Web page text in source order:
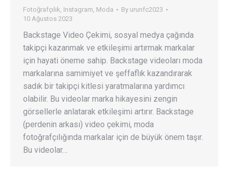
Fotoğrafçılık Instagram Moda By urunfc2023
10 Ağustos 2023
Backstage Video Çekimi, sosyal medya çağında
takipçi kazanmak ve etkileşimi artırmak markalar
için hayati öneme sahip. Backstage videoları moda
markalarına samimiyet ve şeffaflık kazandırarak
sadık bir takipçi kitlesi yaratmalarına yardımcı
olabilir. Bu videolar marka hikayesini zengin
görsellerle anlatarak etkileşimi artırır. Backstage
(perdenin arkası) video çekimi, moda
fotoğrafçılığında markalar için de büyük önem taşır.
Bu videolar…